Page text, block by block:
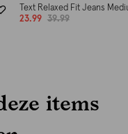
Text Relaxed Fit Jeans
23.99
39.99
items